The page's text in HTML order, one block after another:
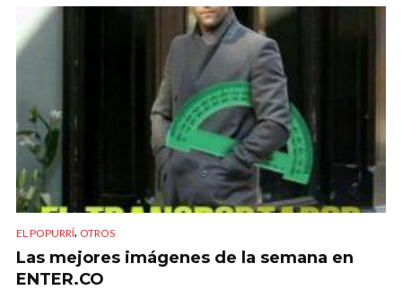
EL POPURRÍ, OTROS
Las mejores imágenes de la semana en
ENTER.CO